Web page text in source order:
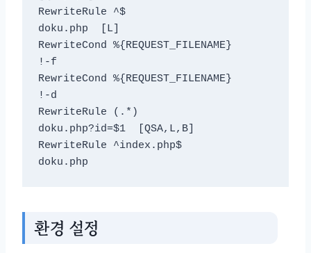
RewriteRule ^$
doku.php  [L]
RewriteCond %{REQUEST_FILENAME}
!-f
RewriteCond %{REQUEST_FILENAME}
!-d
RewriteRule (.*)
doku.php?id=$1  [QSA,L,B]
RewriteRule ^index.php$
doku.php
환경 설정